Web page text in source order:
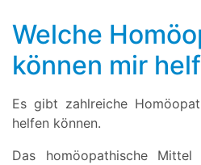
Welche
können mir
Es gibt zahlreiche
helfen können.
Das homöopathische Mittel